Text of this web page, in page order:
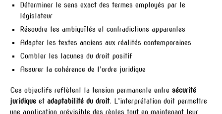
Déterminer le sens exact des termes employés par le
législateur
Résoudre les ambiguïtés et contradictions apparentes
Adapter les textes anciens aux réalités contemporaines
Combler les lacunes du droit positif
Assurer la cohérence de l’ordre juridique
Ces objectifs reflètent la tension permanente entre sécurité
juridique et adaptabilité du droit. L’interprétation doit permettre
une application prévisible des règles tout en maintenant leur